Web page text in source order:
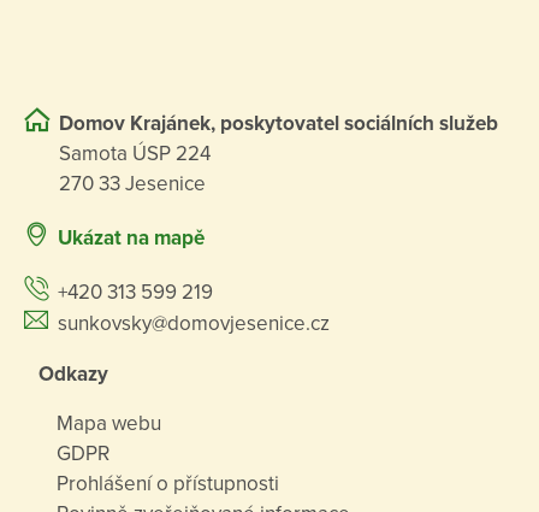
Domov Krajánek, poskytovatel sociálních služeb
Samota ÚSP 224
270 33 Jesenice
Ukázat na mapě
+420 313 599 219
sunkovsky@domovjesenice.cz
Odkazy
Mapa webu
GDPR
Prohlášení o přístupnosti